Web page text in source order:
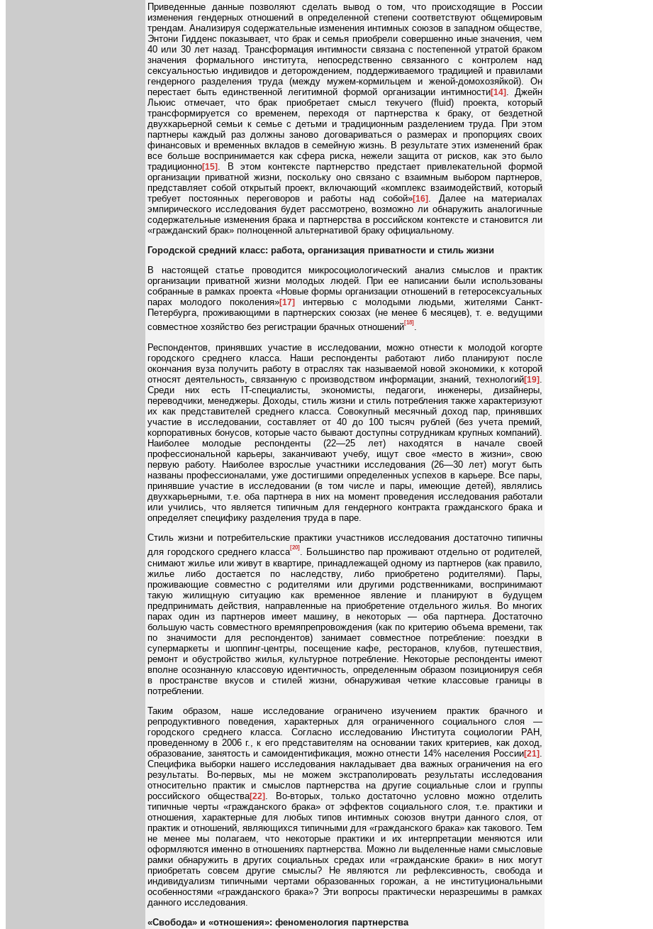
Приведенные данные позволяют сделать вывод о том, что происходящие в России
изменения гендерных отношений в определенной степени соответствуют общемировым
трендам. Анализируя содержательные изменения интимных союзов в западном обществе,
Энтони Гидденс показывает, что брак и семья приобрели совершенно иные значения, чем
40 или 30 лет назад. Трансформация интимности связана с постепенной утратой браком
значения формального института, непосредственно связанного с контролем над
сексуальностью индивидов и деторождением, поддерживаемого традицией и правилами
гендерного разделения труда (между мужем-кормильцем и женой-домохозяйкой). Он
перестает быть единственной легитимной формой организации интимности[14] . Джейн
Льюис отмечает, что брак приобретает смысл текучего (fluid) проекта, который
трансформируется со временем, переходя от партнерства к браку, от бездетной
двухкарьерной семьи к семье с детьми и традиционным разделением труда. При этом
партнеры каждый раз должны заново договариваться о размерах и пропорциях своих
финансовых и временных вкладов в семейную жизнь. В результате этих изменений брак
все больше воспринимается как сфера риска, нежели защита от рисков, как это было
традиционно[15] . В этом контексте партнерство предстает привлекательной формой
организации приватной жизни, поскольку оно связано с взаимным выбором партнеров,
представляет собой открытый проект, включающий «комплекс взаимодействий, который
требует постоянных переговоров и работы над собой»[16]. Далее на материалах
эмпирического исследования будет рассмотрено, возможно ли обнаружить аналогичные
содержательные изменения брака и партнерства в российском контексте и становится ли
«гражданский брак» полноценной альтернативой браку официальному.
Городской средний класс: работа, организация приватности и стиль жизни
В настоящей статье проводится микросоциологический анализ смыслов и практик
организации приватной жизни молодых людей. При ее написании были использованы
собранные в рамках проекта «Новые формы организации отношений в гетеросексуальных
парах молодого поколения»[17]интервью с молодыми людьми, жителями Санкт-
Петербурга, проживающими в партнерских союзах (не менее 6 месяцев), т. е. ведущими
совместное хозяйство без регистрации брачных отношений
[18]
.
Респондентов, принявших участие в исследовании, можно отнести к молодой когорте
городского среднего класса. Наши респонденты работают либо планируют после
окончания вуза получить работу в отраслях так называемой новой экономики, к которой
относят деятельность, связанную с производством информации, знаний, технологий[19]
Среди них есть IT-специалисты, экономисты, педагоги, инженеры, дизайнеры,
переводчики, менеджеры. Доходы, стиль жизни и стиль потребления также характеризуют
их как представителей среднего класса. Совокупный месячный доход пар, принявших
участие в исследовании, составляет от 40 до 100 тысяч рублей (без учета премий,
корпоративных бонусов, которые часто бывают доступны сотрудникам крупных компаний).
Наиболее молодые респонденты (22—25 лет) находятся в начале своей
профессиональной карьеры, заканчивают учебу, ищут свое «место в жизни», свою
первую работу. Наиболее взрослые участники исследования (26—30 лет) могут быть
названы профессионалами, уже достигшими определенных успехов в карьере. Все пары,
принявшие участие в исследовании (в том числе и пары, имеющие детей), являлись
двухкарьерными, т.е. оба партнера в них на момент проведения исследования работали
или учились, что является типичным для гендерного контракта гражданского брака и
определяет специфику разделения труда в паре.
Стиль жизни и потребительские практики участников исследования достаточно типичны
для городского среднего класса
[20]
. Большинство пар проживают отдельно от родителей,
снимают жилье или живут в квартире, принадлежащей одному из партнеров (как правило,
жилье либо достается по наследству, либо приобретено родителями). Пары,
проживающие совместно с родителями или другими родственниками, воспринимают
такую жилищную ситуацию как временное явление и планируют в будущем
предпринимать действия, направленные на приобретение отдельного жилья. Во многих
парах один из партнеров имеет машину, в некоторых — оба партнера. Достаточно
большую часть совместного времяпрепровождения (как по критерию объема времени, так
по значимости для респондентов) занимает совместное потребление: поездки в
супермаркеты и шоппинг-центры, посещение кафе, ресторанов, клубов, путешествия,
ремонт и обустройство жилья, культурное потребление. Некоторые респонденты имеют
вполне осознанную классовую идентичность, определенным образом позиционируя себя
в пространстве вкусов и стилей жизни, обнаруживая четкие классовые границы в
потреблении.
Таким образом, наше исследование ограничено изучением практик брачного и
репродуктивного поведения, характерных для ограниченного социального слоя —
городского среднего класса. Согласно исследованию Института социологии РАН,
проведенному в 2006 г., к его представителям на основании таких критериев, как доход,
образование, занятость и самоидентификация, можно отнести 14% населения России[21]
Специфика выборки нашего исследования накладывает два важных ограничения на его
результаты. Во-первых, мы не можем экстраполировать результаты исследования
относительно практик и смыслов партнерства на другие социальные слои и группы
российского общества[22]. Во-вторых, только достаточно условно можно отделить
типичные черты «гражданского брака» от эффектов социального слоя, т.е. практики и
отношения, характерные для любых типов интимных союзов внутри данного слоя, от
практик и отношений, являющихся типичными для «гражданского брака» как такового. Тем
не менее мы полагаем, что некоторые практики и их интерпретации меняются или
оформляются именно в отношениях партнерства. Можно ли выделенные нами смысловые
рамки обнаружить в других социальных средах или «гражданские браки» в них могут
приобретать совсем другие смыслы? Не являются ли рефлексивность, свобода и
индивидуализм типичными чертами образованных горожан, а не институциональными
особенностями «гражданского брака»? Эти вопросы практически неразрешимы в рамках
данного исследования.
«Свобода» и «отношения»: феноменология партнерства